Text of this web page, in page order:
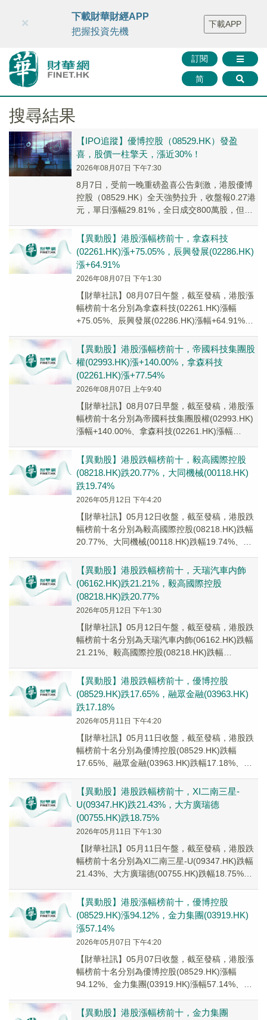
財華智庫網 FINTV FINMETA 財華證券 媒體矩陣
智庫沙龍
聯絡我們
訂閱
简
×
下載財華財經APP
把握投資先機
下載APP
搜尋結果
【IPO追蹤】優博控股（08529.HK）發盈
喜，股價一柱擎天，漲近30%！
2026年08月07日 下午7:30
8月7日，受前一晚重磅盈喜公告刺激，港股優博
控股（08529.HK）全天強勢拉升，收盤報0.27港
元，單日漲幅29.81%，全日成交800萬股，但成
大。
【異動股】港股漲幅榜前十，拿森科技
(02261.HK)漲+75.05%，辰興發展(02286.HK)
漲+64.91%
2026年08月07日 下午1:30
【財華社訊】08月07日午盤，截至發稿，港股漲
幅榜前十名分別為拿森科技(02261.HK)漲幅
+75.05%、辰興發展(02286.HK)漲幅+64.91%、
【異動股】港股漲幅榜前十，帝國科技集團股
權(02993.HK)漲+140.00%，拿森科技
(02261.HK)漲+77.54%
2026年08月07日 上午9:40
【財華社訊】08月07日早盤，截至發稿，港股漲
幅榜前十名分別為帝國科技集團股權(02993.HK)
漲幅+140.00%、拿森科技(02261.HK)漲幅
【異動股】港股跌幅榜前十，毅高國際控股
(08218.HK)跌20.77%，大同機械(00118.HK)
跌19.74%
2026年05月12日 下午4:20
【財華社訊】05月12日收盤，截至發稿，港股跌
幅榜前十名分別為毅高國際控股(08218.HK)跌幅
20.77%、大同機械(00118.HK)跌幅19.74%、萬
【異動股】港股跌幅榜前十，天瑞汽車内飾
(06162.HK)跌21.21%，毅高國際控股
(08218.HK)跌20.77%
2026年05月12日 下午1:30
【財華社訊】05月12日午盤，截至發稿，港股跌
幅榜前十名分別為天瑞汽車内飾(06162.HK)跌幅
21.21%、毅高國際控股(08218.HK)跌幅
【異動股】港股跌幅榜前十，優博控股
(08529.HK)跌17.65%，融眾金融(03963.HK)
跌17.18%
2026年05月11日 下午4:20
【財華社訊】05月11日收盤，截至發稿，港股跌
幅榜前十名分別為優博控股(08529.HK)跌幅
17.65%、融眾金融(03963.HK)跌幅17.18%、力
【異動股】港股跌幅榜前十，XI二南三星-
U(09347.HK)跌21.43%，大方廣瑞德
(00755.HK)跌18.75%
2026年05月11日 下午1:30
【財華社訊】05月11日午盤，截至發稿，港股跌
幅榜前十名分別為XI二南三星-U(09347.HK)跌幅
21.43%、大方廣瑞德(00755.HK)跌幅18.75%、
【異動股】港股漲幅榜前十，優博控股
(08529.HK)漲94.12%，金力集團(03919.HK)
漲57.14%
2026年05月07日 下午4:20
【財華社訊】05月07日收盤，截至發稿，港股漲
幅榜前十名分別為優博控股(08529.HK)漲幅
94.12%、金力集團(03919.HK)漲幅57.14%、滴
【異動股】港股漲幅榜前十，金力集團